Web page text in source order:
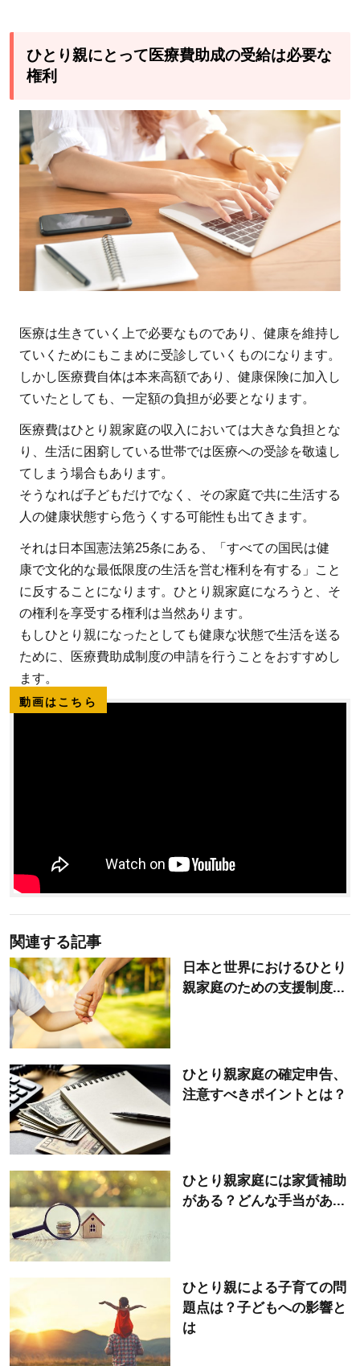
ひとり親にとって医療費助成の受給は必要な
権利
医療は生きていく上で必要なものであり、健康を維持し
ていくためにもこまめに受診していくものになります。
しかし医療費自体は本来高額であり、健康保険に加入し
ていたとしても、一定額の負担が必要となります。
医療費はひとり親家庭の収入においては大きな負担とな
り、生活に困窮している世帯では医療への受診を敬遠し
てしまう場合もあります。
そうなれば子どもだけでなく、その家庭で共に生活する
人の健康状態すら危うくする可能性も出てきます。
それは日本国憲法第25条にある、「すべての国民は健
康で文化的な最低限度の生活を営む権利を有する」こと
に反することになります。ひとり親家庭になろうと、そ
の権利を享受する権利は当然あります。
もしひとり親になったとしても健康な状態で生活を送る
ために、医療費助成制度の申請を行うことをおすすめし
ます。
動画はこちら
関連する記事
日本と世界におけるひとり
親家庭のための支援制度...
ひとり親家庭の確定申告、
注意すべきポイントとは？
ひとり親家庭には家賃補助
がある？どんな手当があ...
ひとり親による子育ての問
題点は？子どもへの影響と
は